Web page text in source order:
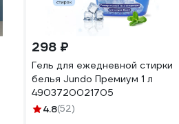
298 ₽
Гель для ежедневной стирки
белья Jundo Премиум 1 л
4903720021705
4.8(52)